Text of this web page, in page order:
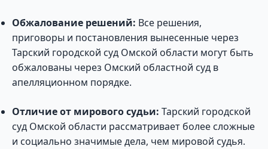
Обжалование решений: Все решения,
приговоры и постановления вынесенные через
Тарский городской суд Омской области могут быть
обжалованы через Омский областной суд в
апелляционном порядке.
Отличие от мирового судьи: Тарский городской
суд Омской области рассматривает более сложные
и социально значимые дела, чем мировой судья.